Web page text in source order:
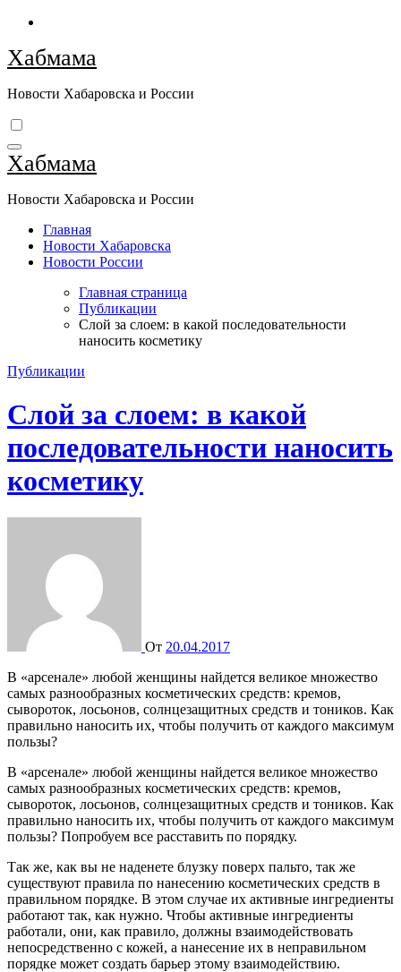
Перейти
содержимому
Хабмама
Новости Хабаровска и России
Хабмама
Новости Хабаровска и России
Главная
Новости Хабаровска
Новости России
Главная страница
Публикации
Слой за слоем: в какой последовательности
наносить косметику
Публикации
Слой за слоем: в какой
последовательности наносить
косметику
От 20.04.2017
В «арсенале» любой женщины найдется великое множество
самых разнообразных косметических средств: кремов,
сывороток, лосьонов, солнцезащитных средств и тоников. Как
правильно наносить их, чтобы получить от каждого максимум
пользы?
В «арсенале» любой женщины найдется великое множество
самых разнообразных косметических средств: кремов,
сывороток, лосьонов, солнцезащитных средств и тоников. Как
правильно наносить их, чтобы получить от каждого максимум
пользы? Попробуем все расставить по порядку.
Так же, как вы не наденете блузку поверх пальто, так же
существуют правила по нанесению косметических средств в
правильном порядке. В этом случае их активные ингредиенты
работают так, как нужно. Чтобы активные ингредиенты
работали, они, как правило, должны взаимодействовать
непосредственно с кожей, а нанесение их в неправильном
порядке может создать барьер этому взаимодействию.